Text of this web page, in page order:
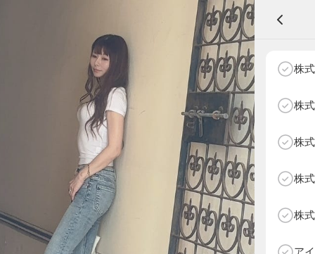
物販部門 NEXT AGE
NEWS
ABOUT SOTY
投票方法
A
株
株
株
株
株
ア